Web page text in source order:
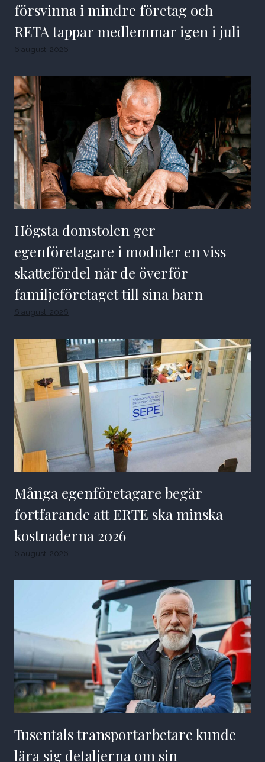
försvinna i mindre företag och
RETA tappar medlemmar igen i juli
6 augusti 2026
Högsta domstolen ger
egenföretagare i moduler en viss
skattefördel när de överför
familjeföretaget till sina barn
6 augusti 2026
Många egenföretagare begär
fortfarande att ERTE ska minska
kostnaderna 2026
6 augusti 2026
Tusentals transportarbetare kunde
lära sig detaljerna om sin